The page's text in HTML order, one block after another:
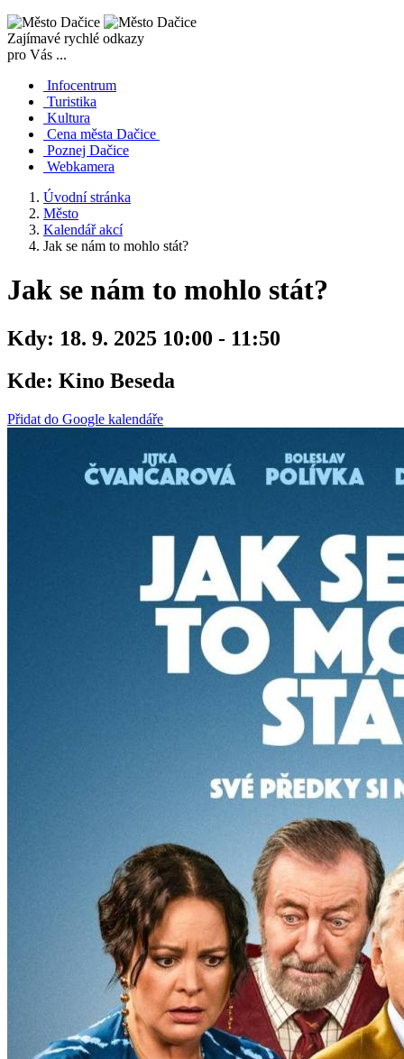
Zajímavé rychlé odkazy
pro Vás ...
Infocentrum
Turistika
Kultura
Cena města Dačice
Poznej Dačice
Webkamera
Úvodní stránka
Město
Kalendář akcí
Jak se nám to mohlo stát?
Jak se nám to mohlo stát?
Kdy: 18. 9. 2025 10:00 - 11:50
Kde: Kino Beseda
Přidat do Google kalendáře